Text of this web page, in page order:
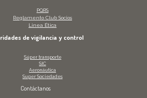
PQRS
Reglamento Club Socios
Linea Ética
de vigilancia y control
Súper transporte
SIC
Aeronáutica
Super Sociedades
Contáctanos